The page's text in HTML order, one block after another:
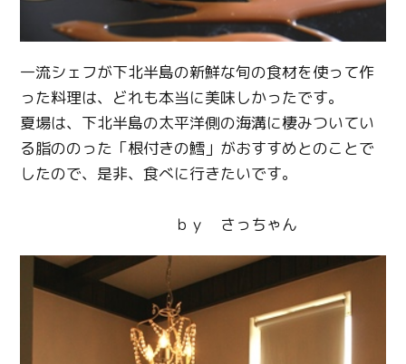
一流シェフが下北半島の新鮮な旬の食材を使って作
った料理は、どれも本当に美味しかったです。
夏場は、下北半島の太平洋側の海溝に棲みついてい
る脂ののった「根付きの鱈」がおすすめとのことで
したので、是非、食べに行きたいです。
ｂｙ さっちゃん